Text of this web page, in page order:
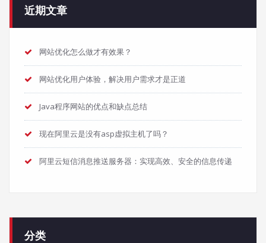
近期文章
网站优化怎么做才有效果？
网站优化用户体验，解决用户需求才是正道
Java程序网站的优点和缺点总结
现在阿里云是没有asp虚拟主机了吗？
阿里云短信消息推送服务器：实现高效、安全的信息传递
分类